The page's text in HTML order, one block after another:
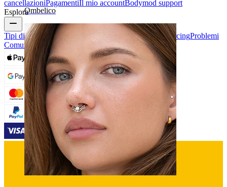
Ombelico
cancellazioniPagamentiIl mio accountBodymod support
Esplora
Tipi di Gioielli da Piercing Materiali dei gioielli da piercingProblemi
Comuni Dei Piercing e Cura